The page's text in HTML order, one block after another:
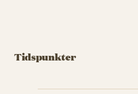
Tidspunkter